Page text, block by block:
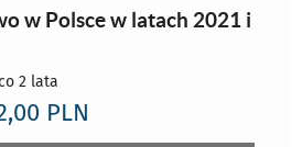
w Polsce w latach 2021 i
2 lata
PLN